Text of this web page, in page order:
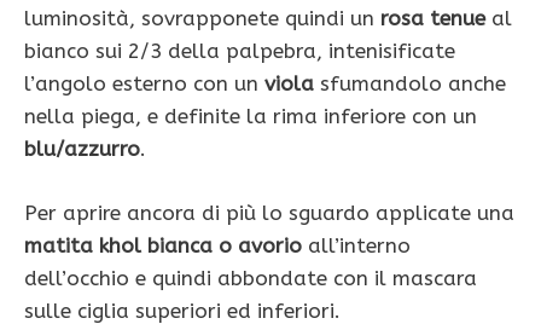
luminosità, sovrapponete quindi un rosa tenueal
bianco sui 2/3 della palpebra, intenisificate
l’angolo esterno con un viola sfumandolo anche
nella piega, e definite la rima inferiore con un
blu/azzurro.
Per aprire ancora di più lo sguardo applicate una
matita khol bianca o avorio all’interno
dell’occhio e quindi abbondate con il mascara
sulle ciglia superiori ed inferiori.